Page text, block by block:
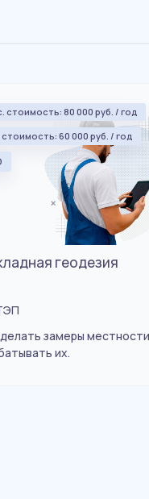
стоимость: 80 000 руб. / год
60 000 руб. / год
геодезия
замеры
их.